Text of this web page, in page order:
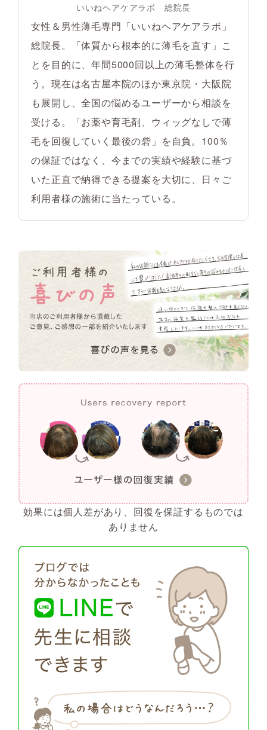
いいねヘアケアラボ 総院長
女性＆男性薄毛専門「いいねヘアケアラボ」
総院長。「体質から根本的に薄毛を直す」こ
とを目的に、年間5000回以上の薄毛整体を行
う。現在は名古屋本院のほか東京院・大阪院
も展開し、全国の悩めるユーザーから相談を
受ける。「お薬や育毛剤、ウィッグなしで薄
毛を回復していく最後の砦」を自負。100％
の保証ではなく、今までの実績や経験に基づ
いた正直で納得できる提案を大切に、日々ご
利用者様の施術に当たっている。
効果には個人差があり、回復を保証するものでは
ありません